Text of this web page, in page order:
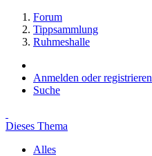
Forum
Tippsammlung
Ruhmeshalle
Anmelden oder registrieren
Suche
Dieses Thema
Alles